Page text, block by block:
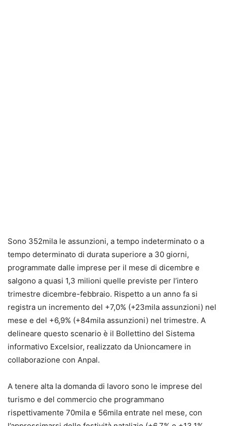
Sono 352mila le assunzioni, a tempo indeterminato o a
tempo determinato di durata superiore a 30 giorni,
programmate dalle imprese per il mese di dicembre e
salgono a quasi 1,3 milioni quelle previste per l’intero
trimestre dicembre-febbraio. Rispetto a un anno fa si
registra un incremento del +7,0% (+23mila assunzioni) nel
mese e del +6,9% (+84mila assunzioni) nel trimestre. A
delineare questo scenario è il Bollettino del Sistema
informativo Excelsior, realizzato da Unioncamere in
collaborazione con Anpal.
A tenere alta la domanda di lavoro sono le imprese del
turismo e del commercio che programmano
rispettivamente 70mila e 56mila entrate nel mese, con